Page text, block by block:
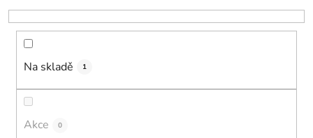
k
t
Na skladě 1
Akce 0